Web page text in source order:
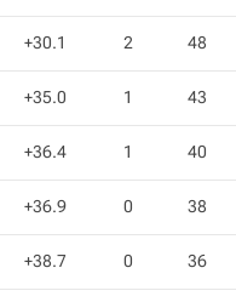
+30.1 2 48
+35.0 1 43
+36.4 1 40
+36.9 0 38
+38.7 0 36